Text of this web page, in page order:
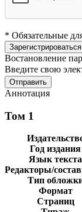
* Обязательные
Востановление
Введите свою
Аннотация
Том 1
Год издания
Язык текста
Редакторы/
Тип
Формат
Страниц